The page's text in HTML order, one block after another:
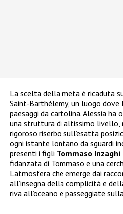
La scelta della meta è ricaduta
Saint-Barthélemy, un luogo dove
paesaggi da cartolina. Alessia ha
una struttura di altissimo livello,
rigoroso riserbo sull’esatta
ogni istante lontano da sguardi
presenti i figli Tommaso
fidanzata di Tommaso e una
L’atmosfera che emerge dai
all’insegna della complicità e
riva all’oceano e passeggiate